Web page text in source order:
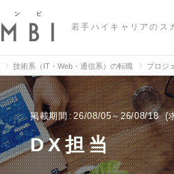
若手ハイキャリアのス
技術系（IT・Web・通信系）の転職 プロジ
掲載期間 26/08/05～26/08/18
DX担当